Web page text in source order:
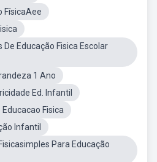
FísicaAee
Educação Fisica Escolar
1 Ano
Ed. Infantil
Fisica
Infantil
Para Educação